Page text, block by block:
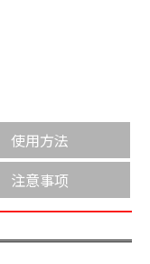
使用方法
注意事项